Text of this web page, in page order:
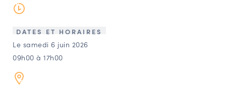
Agenda
Annuaire
DATES ET HORAIRES
Le samedi 6 juin 2026
09h00 à 17h00